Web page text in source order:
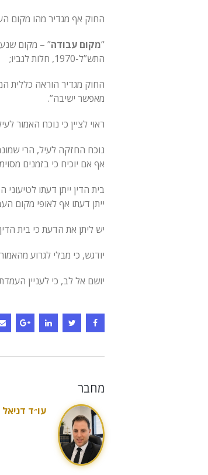
החוק אף מגדיר מהו מקום העבודה
“מקום עבודה” – מקום
התש”ל-1970, חלות לגביו;
החוק מגדיר הוראה כללית
מאפשר ישיבה”.
ראוי לציין כי נוכח
נוכח החזקה לעיל, הרי
אף אם יוכיח כי בזמנים
בית הדין ייתן דעתו
ייתן דעתו אף לאופי מקום
יש ליתן את הדעת כי בית
יודגש, כי מבלי לגרוע
יושם אל לב, כי לעניין
מחבר
עו״ד דניאל